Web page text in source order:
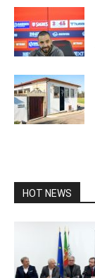
HOT NEWS